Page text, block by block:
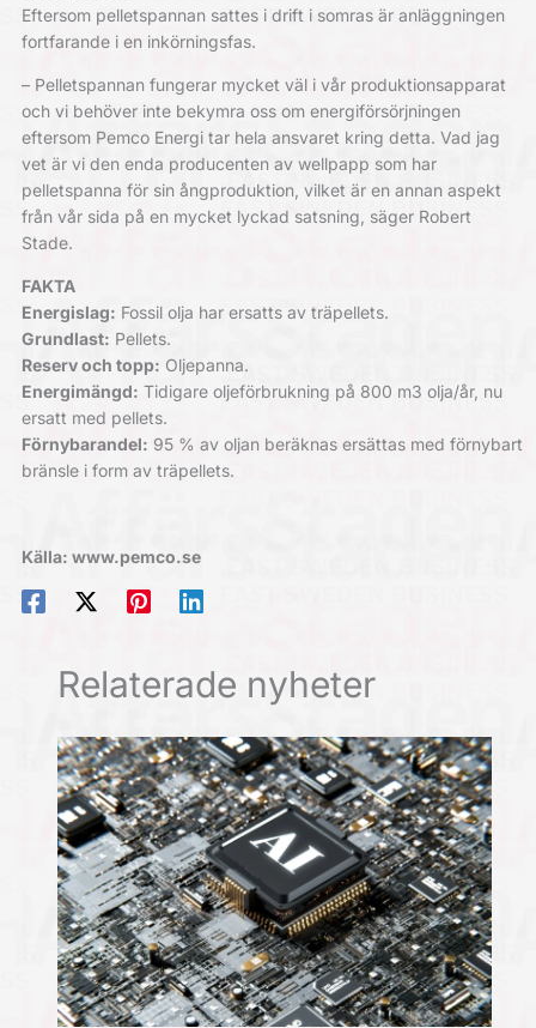
Eftersom pelletspannan sattes i drift i somras är anläggningen
fortfarande i en inkörningsfas.
– Pelletspannan fungerar mycket väl i vår produktionsapparat
och vi behöver inte bekymra oss om energiförsörjningen
eftersom Pemco Energi tar hela ansvaret kring detta. Vad jag
vet är vi den enda producenten av wellpapp som har
pelletspanna för sin ångproduktion, vilket är en annan aspekt
från vår sida på en mycket lyckad satsning, säger Robert
Stade.
FAKTA
Energislag: Fossil olja har ersatts av träpellets.
Grundlast: Pellets.
Reserv och topp: Oljepanna.
Energimängd: Tidigare oljeförbrukning på 800 m3 olja/år, nu
ersatt med pellets.
Förnybarandel: 95 % av oljan beräknas ersättas med förnybart
bränsle i form av träpellets.
Källa: www.pemco.se
Relaterade nyheter